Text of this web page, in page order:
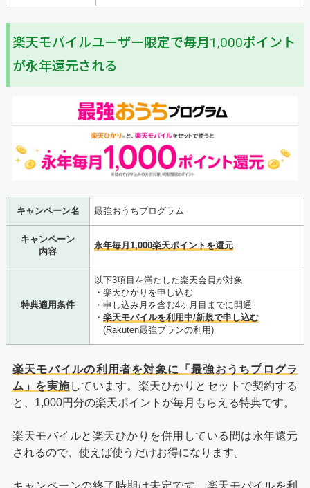
楽天モバイルユーザー限定で毎月1,000ポイント
が永年還元される
キャンペーン名 最強おうちプログラム
キャンペーン
内容
永年毎月1,000楽天ポイントを還元
特典適用条件
以下3項目を満たした楽天会員が対象
・楽天ひかりを申し込む
・申し込み月を含む4ヶ月目までに開通
・ 楽天モバイルを利用中/新規で申し込む
(Rakuten最強プランの利用)
楽天モバイルの利用者を対象に「最強おうちプログラ
ム」を実施しています。楽天ひかりとセットで契約する
と、1,000円分の楽天ポイントが毎月もらえる特典です。
楽天モバイルと楽天ひかりを併用している間は永年還元
されるので、使えば使うだけお得になります。
キャンペーンの終了時期は未定です。楽天モバイルを利